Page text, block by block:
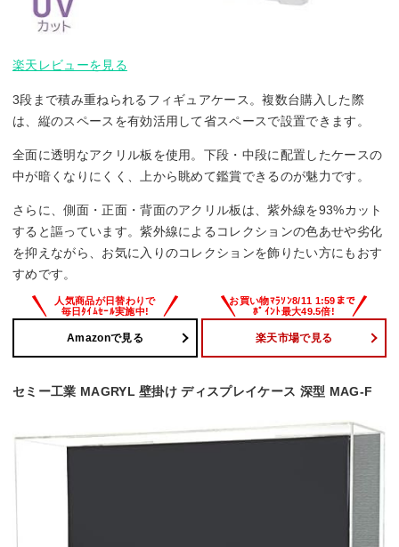
楽天レビューを見る
3段まで積み重ねられるフィギュアケース。複数台購入した際
は、縦のスペースを有効活用して省スペースで設置できます。
全面に透明なアクリル板を使用。下段・中段に配置したケースの
中が暗くなりにくく、上から眺めて鑑賞できるのが魅力です。
さらに、側面・正面・背面のアクリル板は、紫外線を93%カット
すると謳っています。紫外線によるコレクションの色あせや劣化
を抑えながら、お気に入りのコレクションを飾りたい方にもおす
すめです。
Amazonで見る 楽天市場で見る
セミー工業 MAGRYL 壁掛け ディスプレイケース 深型 MAG-F